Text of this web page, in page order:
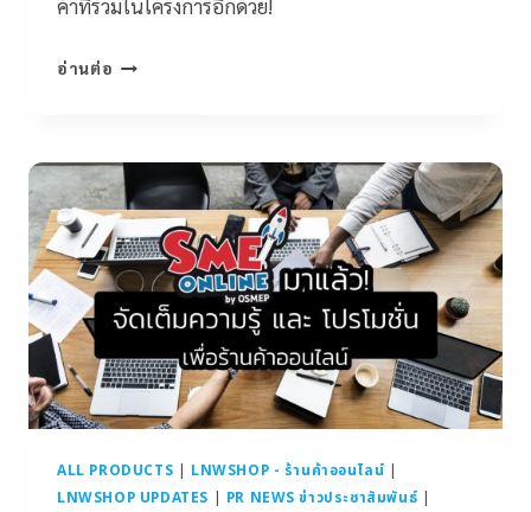
ค้าที่ร่วมในโครงการอีกด้วย!
อ่านต่อ
ALL PRODUCTS | LNWSHOP - ร้านค้าออนไลน์ |
LNWSHOP UPDATES | PR NEWS ข่าวประชาสัมพันธ์ |